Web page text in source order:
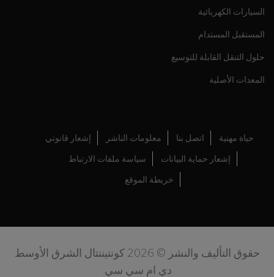
السيارات الكهربائية
المستقبل المستدام
حلول التنقل القابلة للتوسيع
المعدات الأصلية
حياة مهنية اتصل بنا معلومات الناشر إشعار قانوني
إشعار حماية البيانات سياسة ملفات الارتباط
خريطة الموقع
حقوق التأليف والنشر © 2026 كونتيننتال الشرق الأوسط
دي ام سي سي.